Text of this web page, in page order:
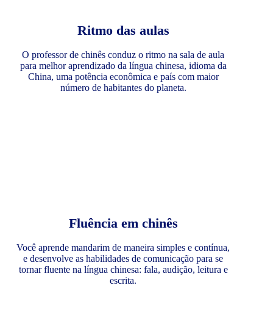
Ritmo das aulas
O professor de chinês conduz o ritmo na sala de aula
para melhor aprendizado da língua chinesa, idioma da
China, uma potência econômica e país com maior
número de habitantes do planeta.
Fluência em chinês
Você aprende mandarim de maneira simples e contínua,
e desenvolve as habilidades de comunicação para se
tornar fluente na língua chinesa: fala, audição, leitura e
escrita.